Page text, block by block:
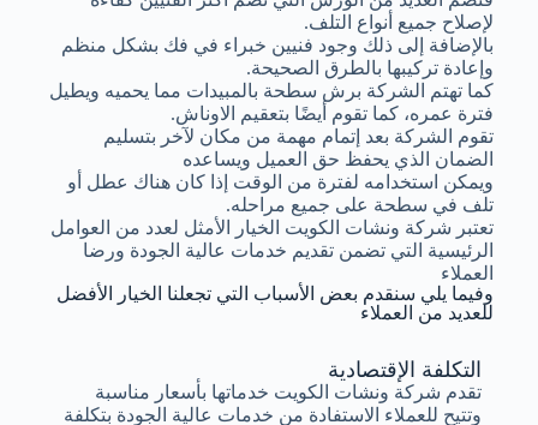
لإصلاح جميع أنواع التلف.
بالإضافة إلى ذلك وجود فنيين خبراء في فك بشكل منظم
وإعادة تركيبها بالطرق الصحيحة.
كما تهتم الشركة برش سطحة بالمبيدات مما يحميه ويطيل
فترة عمره، كما تقوم أيضًا بتعقيم الاوناش.
تقوم الشركة بعد إتمام مهمة من مكان لآخر بتسليم
الضمان الذي يحفظ حق العميل ويساعده
ويمكن استخدامه لفترة من الوقت إذا كان هناك عطل أو
تلف في سطحة على جميع مراحله.
تعتبر شركة ونشات الكويت الخيار الأمثل لعدد من العوامل
الرئيسية التي تضمن تقديم خدمات عالية الجودة ورضا
العملاء
وفيما يلي سنقدم بعض الأسباب التي تجعلنا الخيار الأفضل
للعديد من العملاء
التكلفة الإقتصادية
تقدم شركة ونشات الكويت خدماتها بأسعار مناسبة
وتتيح للعملاء الاستفادة من خدمات عالية الجودة بتكلفة